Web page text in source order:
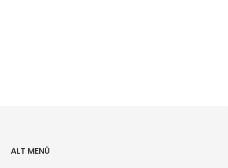
ALT MENÜ